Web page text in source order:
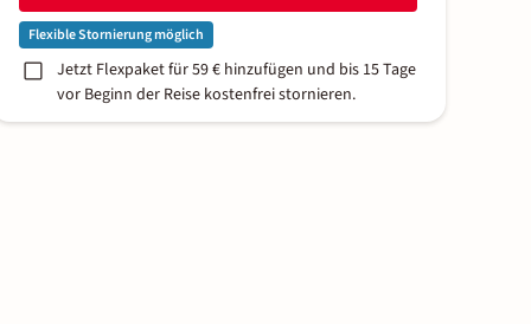
Flexible Stornierung möglich
Jetzt Flexpaket für 59 € hinzufügen und bis 15 Tage
vor Beginn der Reise kostenfrei stornieren.